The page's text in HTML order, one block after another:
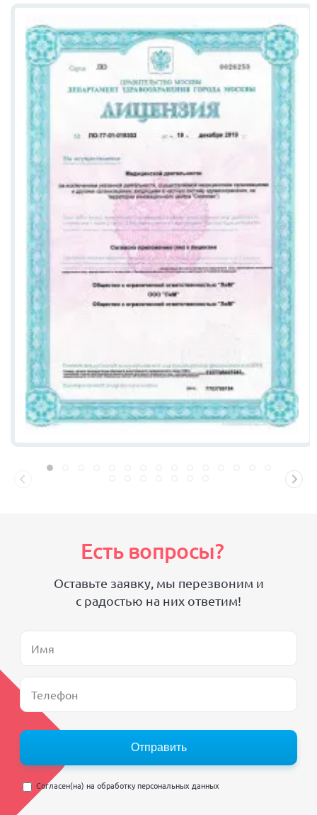
Есть вопросы?
Оставьте заявку, мы перезвоним и
с радостью на них ответим!
Отправить
Согласен(на) на обработку персональных данных